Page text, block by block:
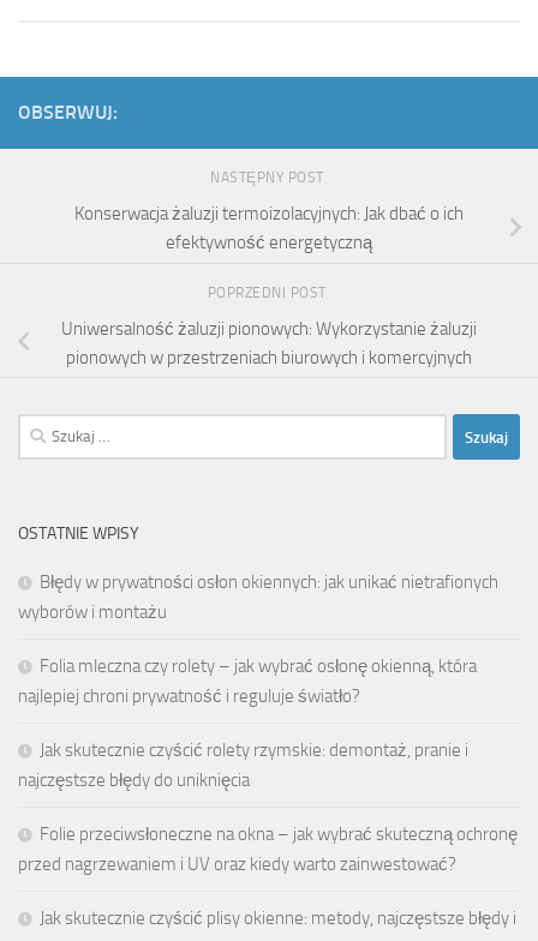
OBSERWUJ:
NASTĘPNY POST
Konserwacja żaluzji termoizolacyjnych: Jak dbać o ich
efektywność energetyczną
POPRZEDNI POST
Uniwersalność żaluzji pionowych: Wykorzystanie żaluzji
pionowych w przestrzeniach biurowych i komercyjnych
Szukaj:
OSTATNIE WPISY
Błędy w prywatności osłon okiennych: jak unikać nietrafionych
wyborów i montażu
Folia mleczna czy rolety – jak wybrać osłonę okienną, która
najlepiej chroni prywatność i reguluje światło?
Jak skutecznie czyścić rolety rzymskie: demontaż, pranie i
najczęstsze błędy do uniknięcia
Folie przeciwsłoneczne na okna – jak wybrać skuteczną ochronę
przed nagrzewaniem i UV oraz kiedy warto zainwestować?
Jak skutecznie czyścić plisy okienne: metody, najczęstsze błędy i